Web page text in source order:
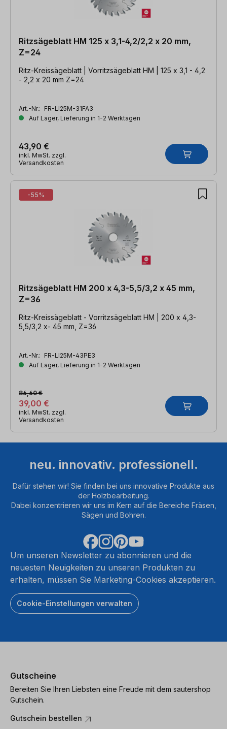
Ritzsägeblatt HM 125 x 3,1-4,2/2,2 x 20 mm,
Z=24
Ritz-Kreissägeblatt | Vorritzsägeblatt HM | 125 x 3,1 - 4,2
- 2,2 x 20 mm Z=24
Art.-Nr.: FR-LI25M-31FA3
Auf Lager, Lieferung in 1-2 Werktagen
43,90 €
inkl. MwSt. zzgl.
Versandkosten
-55%
Ritzsägeblatt HM 200 x 4,3-5,5/3,2 x 45 mm,
Z=36
Ritz-Kreissägeblatt - Vorritzsägeblatt HM | 200 x 4,3-
5,5/3,2 x- 45 mm, Z=36
Art.-Nr.: FR-LI25M-43PE3
Auf Lager, Lieferung in 1-2 Werktagen
39,00 €
86,60 €
inkl. MwSt. zzgl.
Versandkosten
neu. innovativ. professionell.
Dafür stehen wir! Sie finden bei uns innovative Produkte aus
der Holzbearbeitung.
Dabei konzentrieren wir uns im Kern auf die Bereiche Fräsen,
Sägen und Bohren.
Um unseren Newsletter zu abonnieren und die
neuesten Neuigkeiten zu unseren Produkten zu
erhalten, müssen Sie Marketing-Cookies akzeptieren.
Cookie-Einstellungen verwalten
Gutscheine
Bereiten Sie Ihren Liebsten eine Freude mit dem sautershop
Gutschein.
Gutschein bestellen